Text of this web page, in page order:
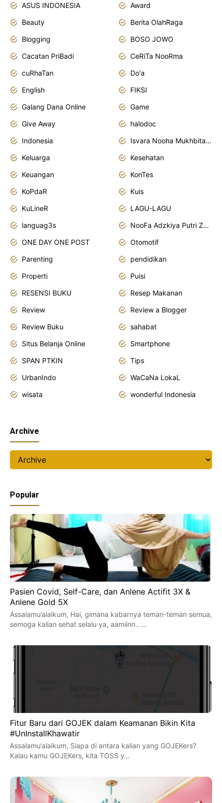
ASUS INDONESIA
Award
Beauty
Berita OlahRaga
Blogging
BOSO JOWO
Cacatan PriBadi
CeRiTa NooRma
cuRhaTan
Do'a
English
FIKSI
Galang Dana Online
Game
Give Away
halodoc
Indonesia
Isvara Nooha Mukhbita Zain
Keluarga
Kesehatan
Keuangan
KonTes
KoPdaR
Kuis
KuLineR
LAGU-LAGU
languag3s
NooFa Adzkiya Putri Zain
ONE DAY ONE POST
Otomotif
Parenting
pendidikan
Properti
Puisi
RESENSI BUKU
Resep Makanan
Review
Review a Blogger
Review Buku
sahabat
Situs Belanja Online
Smartphone
SPAN PTKIN
Tips
UrbanIndo
WaCaNa LokaL
wisata
wonderful Indonesia
Archive
Popular
Pasien Covid, Self-Care, dan Anlene Actifit 3X &
Anlene Gold 5X
Assalamu’alaikum, Hai, gimana kabarnya teman-teman semua,
semoga kalian sehat selalu ya, aamiinn.. …
Fitur Baru dari GOJEK dalam Keamanan Bikin Kita
#UnInstallKhawatir
Assalamu’alaikum, Siapa di antara kalian yang GOJEKers?
Kalau kamu GOJEKers, kita TOSS y…